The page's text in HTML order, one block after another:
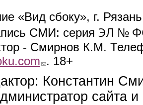
«Вид сбоку», г.
СМИ: серия ЭЛ №
- Смирнов К.М.
(link sends e-mail)
. 18+
Константин
сайта